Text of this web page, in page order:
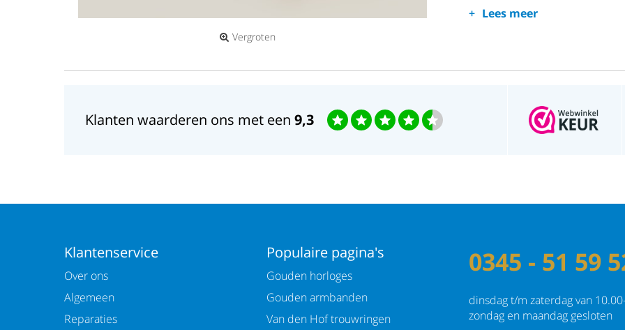
Vergroten
Lees meer
Klanten waarderen ons met een 9,3
Klantenservice
Over ons
Algemeen
Reparaties
Populaire pagina's
Gouden horloges
Gouden armbanden
Van den Hof trouwringen
0345 - 51 59
dinsdag t/m zaterdag van
zondag en maandag gesloten